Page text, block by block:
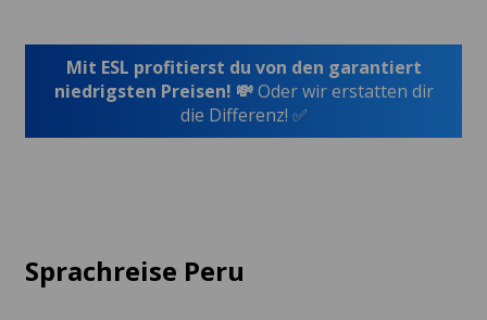
Mit ESL profitierst du von den garantiert
niedrigsten Preisen! 💸Oder wir erstatten dir
die Differenz! ✅
Sprachreise Peru